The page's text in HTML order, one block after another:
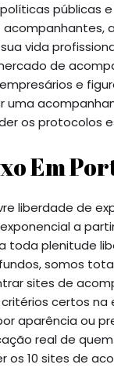
públicas
vida
de
e
uma
os protocolos
Em
liberdade de
a
toda plenitude
somos
sites de
certos na
aparência ou
real de
os 10 sites de